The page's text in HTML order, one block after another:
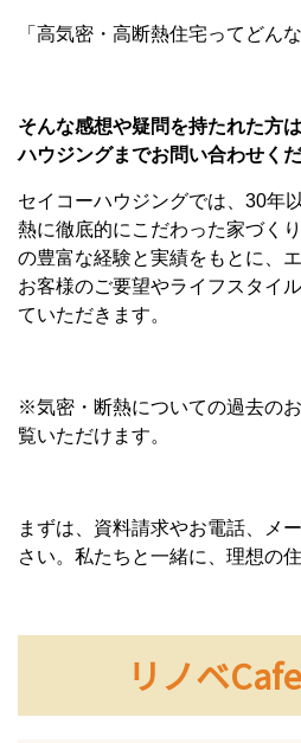
「高気密・高断熱住宅ってどんな
そんな感想や疑問を持たれた方
ハウジングまでお問い合わせくだ
セイコーハウジングでは、30年
熱に徹底的にこだわった家づく
の豊富な経験と実績をもとに、
お客様のご要望やライフスタイ
ていただきます。
※気密・断熱についての過去の
覧いただけます。
まずは、資料請求やお電話、メ
さい。私たちと一緒に、理想の
リノベ